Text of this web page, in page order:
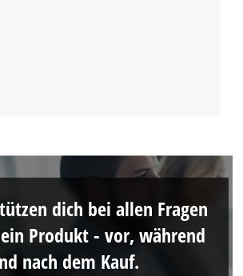
dich bei allen Fragen
Produkt - vor, während
nach dem Kauf.